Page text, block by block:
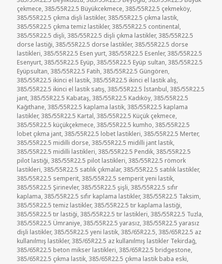
çekmece,385/55R22.5 Büyükcekmece,385/55R22.5 çekmeköy,
385/55R22.5 çıkma dişli lastikler,385/55R22.5 çıkma lastik,
385/55R22.5 çıkma temiz lastikler,385/55R22.5 continental,
385/55R22.5 dişli,385/55R22.5 dişli çıkma lastikler,385/55R22.5
dorse lastiği,385/55R22.5 dorse lastikler,385/55R22.5 dorse
lastikleri,385/55R22.5 Esen yurt,385/55R22.5 Esenler,385/55R22.5
Esenyurt,385/55R22.5 Eyüp,385/55R22.5 Eyüp sultan,385/55R22.5
Eyüpsultan,385/55R22.5 Fatih,385/55R22.5 Güngören,
385/55R22.5 ikinci el lastik,385/55R22.5 ikinci el lastik alış,
385/55R22.5 ikinci el lastik satış,385/55R22.5 İstanbul,385/55R22.5
jant,385/55R22.5 Kabataş,385/55R22.5 Kadıköy,385/55R22.5
Kağıthane,385/55R22.5 kaplama lastik,385/55R22.5 kaplama
lastikler,385/55R22.5 Kartal,385/55R22.5 Küçük çekmece,
385/55R22.5 küçükçekmece,385/55R22.5 kumho,385/55R22.5
lobet çıkma jant,385/55R22.5 lobet lastikleri,385/55R22.5 Merter,
385/55R22.5 midilli dorse,385/55R22.5 midilli jant lastik,
385/55R22.5 midilli lastikleri,385/55R22.5 Pendik,385/55R22.5
pilot lastiği,385/55R22.5 pilot lastikleri,385/55R22.5 römork
lastikleri,385/55R22.5 satılık çıkmalar,385/55R22.5 satılık lastikler,
385/55R22.5 semperit,385/55R22.5 semperit yeni lastik,
385/55R22.5 Şirinevler,385/55R22.5 şişli,385/55R22.5 sıfır
kaplama,385/55R22.5 sıfır kaplama lastikler,385/55R22.5 Taksim,
385/55R22.5 temiz lastikler,385/55R22.5 tır kaplama lastiği,
385/55R22.5 tır lastiği,385/55R22.5 tır lastikleri,385/55R22.5 Tuzla,
385/55R22.5 Ümraniye,385/55R22.5 yarasız,385/55R22.5 yarasız
dişli lastikler,385/55R22.5 yeni lastik,385/65R22.5,385/65R22.5 az
kullanılmış lastikler,385/65R22.5 az kullanılmış lastikler Tekirdağ,
385/65R22.5 beton mikser lastikleri,385/65R22.5 bridgestone,
385/65R22.5 çıkma lastik,385/65R22.5 çıkma lastik baba eski,